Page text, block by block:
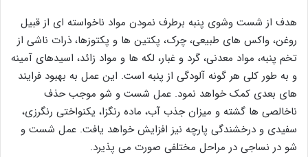
هدف از شست وشوی پنبه برطرف نمودن مواد ناخواسته ای از قبیل
روغن، واکس های طبیعی، چرک، پکتین ها و پکتوزها، ذرات ناشی از
تخم پنبه، مواد معدنی، گرد و غبار، لکه ها و مواد زائد، اسیدهای آمینه
و به طور کلی هر گونه آلودگی از پنبه است. این عمل به بهبود فرایند
های بعدی کمک خواهد نمود. عمل شست و شو موجب حذف
ناخالصی ها گشته و میزان جذب آب، ماده رنگزا، یکنواختی رنگرزی،
سفیدی و درخشندگی پارچه نیز افزایش خواهد یافت. عمل شست و
شو در نساجی در مراحل مختلفی صورت می پذیرد.